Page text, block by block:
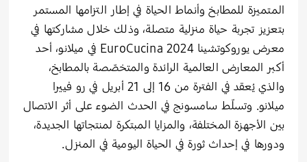
المتميزة للمطابخ وأنماط الحياة في إطار التزامها المستمر
بتعزيز تجربة حياة منزلية متصلة، وذلك خلال مشاركتها في
معرض يوروكوتشينا EuroCucina 2024 في ميلانو، أحد
أكبر المعارض العالمية الرائدة والمتخصّصة بالمطابخ،
والذي يُعقد في الفترة من 16 إلى 21 أبريل في رو فييرا
ميلانو. وتسلّط سامسونج في الحدث الضوء على أثر الاتصال
بين الأجهزة المختلفة، والمزايا المبتكرة لمنتجاتها الجديدة،
ودورها في إحداث ثورة في الحياة اليومية في المنزل.